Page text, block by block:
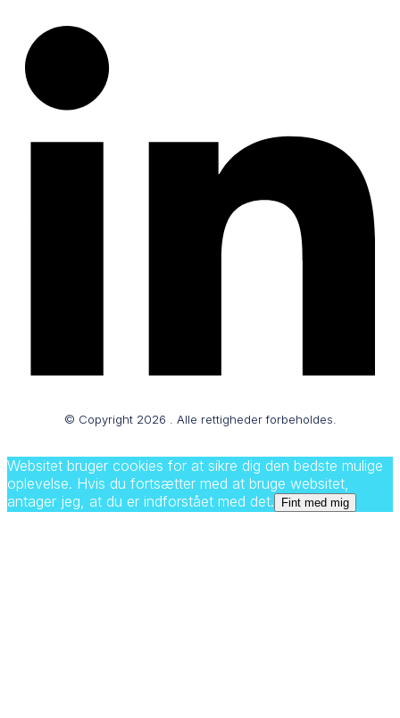
© Copyright 2026 . Alle rettigheder forbeholdes.
Websitet bruger cookies for at sikre dig den bedste mulige
oplevelse. Hvis du fortsætter med at bruge websitet,
antager jeg, at du er indforstået med det.
Fint med mig